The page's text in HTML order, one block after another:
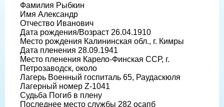
Фамилия Рыбкин
Имя Александр
Отчество Иванович
Дата рождения/Возраст 26.04.1910
Место рождения Калининская обл., г. Кимры
Дата пленения 28.09.1941
Место пленения Карело-Финская ССР, г.
Петрозаводск, около
Лагерь Военный госпиталь 65, Раудаскюля
Лагерный номер Z-1041
Судьба Погиб в плену
Последнее место службы 282 осапб